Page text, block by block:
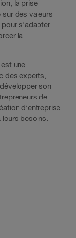
la prise
sur des valeurs
pour s'adapter
la
est une
des experts,
son
de
d’entreprise
besoins.